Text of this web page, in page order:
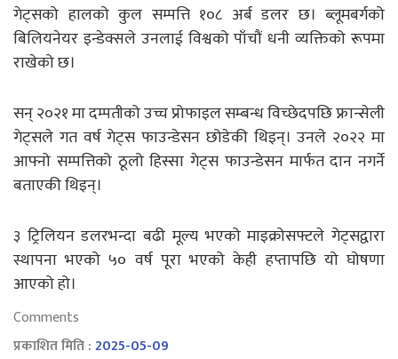
गेट्सको हालको कुल सम्पत्ति १०८ अर्ब डलर छ। ब्लूमबर्गको
बिलियनेयर इन्डेक्सले उनलाई विश्वको पाँचौं धनी व्यक्तिको रूपमा
राखेको छ।
सन् २०२१ मा दम्पतीको उच्च प्रोफाइल सम्बन्ध विच्छेदपछि फ्रान्सेली
गेट्सले गत वर्ष गेट्स फाउन्डेसन छोडेकी थिइन्। उनले २०२२ मा
आफ्नो सम्पत्तिको ठूलो हिस्सा गेट्स फाउन्डेसन मार्फत दान नगर्ने
बताएकी थिइन्।
३ ट्रिलियन डलरभन्दा बढी मूल्य भएको माइक्रोसफ्टले गेट्सद्वारा
स्थापना भएको ५० वर्ष पूरा भएको केही हप्तापछि यो घोषणा
आएको हो।
Comments
प्रकाशित मिति :2025-05-09